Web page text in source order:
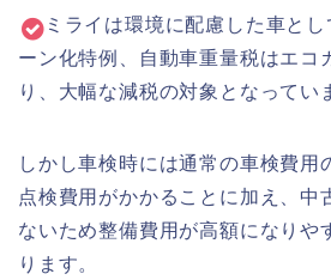
ミライは環境に配慮した車とし
ーン化特例、自動車重量税はエコ
り、大幅な減税の対象となってい
しかし車検時には通常の車検費用
点検費用がかかることに加え、中
ないため整備費用が高額になりや
ります。